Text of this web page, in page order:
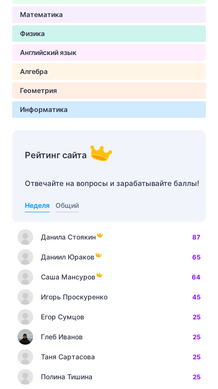
Математика
Физика
Английский язык
Алгебра
Геометрия
Информатика
Рейтинг сайта
Отвечайте на вопросы и зарабатывайте баллы!
Неделя Общий
Данила Стоякин 87
Даниил Юраков 65
Саша Мансуров 64
Игорь Проскуренко 45
Егор Сумцов 25
Глеб Иванов 25
Таня Сартасова 25
Полина Тишина 25